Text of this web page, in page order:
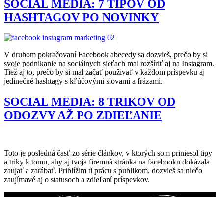
SOCIAL MEDIA: 7 TIPOV OD
HASHTAGOV PO NOVINKY
V druhom pokračovaní Facebook abecedy sa dozvieš, prečo by si
svoje podnikanie na sociálnych sieťach mal rozšíriť aj na Instagram.
Tiež aj to, prečo by si mal začať používať v každom príspevku aj
jedinečné hashtagy s kľúčovými slovami a frázami.
SOCIAL MEDIA: 8 TRIKOV OD
ODOZVY AŽ PO ZDIEĽANIE
Toto je posledná časť zo série článkov, v ktorých som priniesol tipy
a triky k tomu, aby aj tvoja firemná stránka na facebooku dokázala
zaujať a zarábať. Priblížim ti prácu s publikom, dozvieš sa niečo
zaujímavé aj o statusoch a zdieľaní príspevkov.